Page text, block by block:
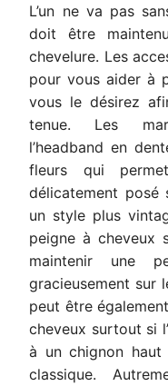
L’un ne va pas
doit être
chevelure. Les
pour vous aider à
vous le désirez
tenue. Les
l’headband en
fleurs qui
délicatement posé
un style plus
peigne à cheveux
maintenir une
gracieusement sur
peut être
cheveux surtout si
à un chignon
classique.